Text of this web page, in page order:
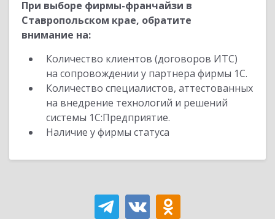
При выборе фирмы-франчайзи в
Ставропольском крае, обратите
внимание на:
Количество клиентов (договоров ИТС)
на сопровождении у партнера фирмы 1С.
Количество специалистов, аттестованных
на внедрение технологий и решений
системы 1С:Предприятие.
Наличие у фирмы статуса